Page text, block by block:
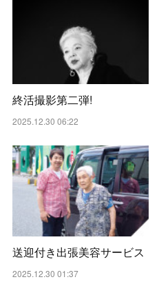
終活撮影第二弾!
2025.12.30 06:22
送迎付き出張美容サービス
2025.12.30 01:37